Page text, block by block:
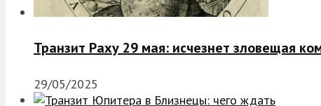
Транзит Раху 29 мая: исчезнет зловещая
29/05/2025